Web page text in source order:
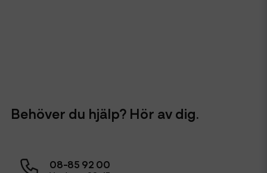
Behöver du hjälp? Hör av dig.
08-85 92 00